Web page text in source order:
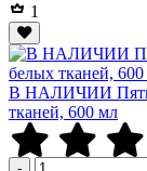
1
В НАЛИЧИИ
тканей, 600 мл